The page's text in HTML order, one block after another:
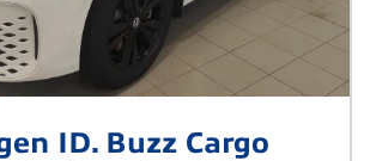
ID. Buzz Cargo